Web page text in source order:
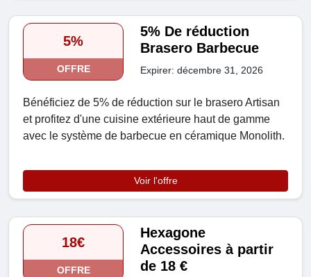
5%
OFFRE
5% De réduction
Brasero Barbecue
Expirer: décembre 31, 2026
Bénéficiez de 5% de réduction sur le brasero Artisan
et profitez d'une cuisine extérieure haut de gamme
avec le système de barbecue en céramique Monolith.
Voir l'offre
18€
OFFRE
Hexagone
Accessoires à partir
de 18 €